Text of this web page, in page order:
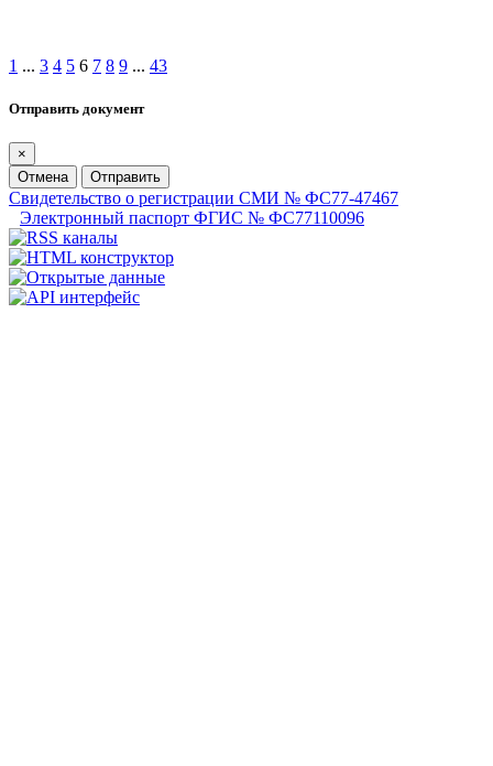
1 ... 3 4 5 6 7 8 9 ... 43
Отправить документ
×
Отмена
Отправить
Свидетельство о регистрации СМИ № ФС77-47467
Электронный паспорт ФГИС № ФС77110096